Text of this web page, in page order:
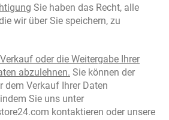
Sie haben das Recht, alle
wir über Sie speichern, zu
oder die Weitergabe Ihrer
abzulehnen. Sie können der
dem Verkauf Ihrer Daten
Sie uns unter
kontaktieren oder unsere